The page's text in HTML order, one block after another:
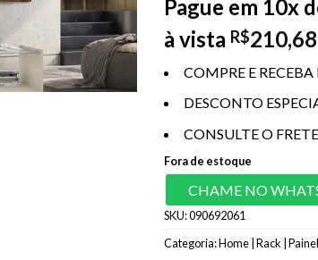
Pague em 10x
à vista R$210,68
COMPRE E
DESCONTO
CONSULTE O
Fora de estoque
CHAME NO
SKU:090692061
Categoria:Home | Rack |